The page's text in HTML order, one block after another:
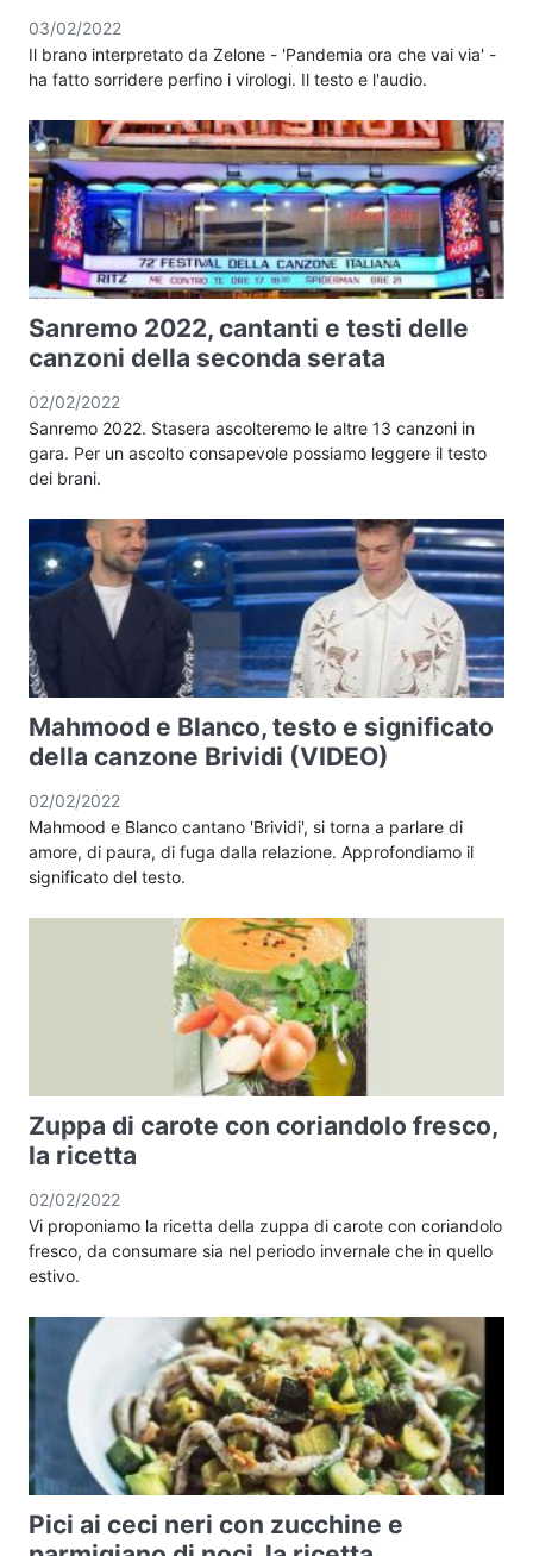
03/02/2022
Il brano interpretato da Zelone - 'Pandemia ora che vai via' -
ha fatto sorridere perfino i virologi. Il testo e l'audio.
Sanremo 2022, cantanti e testi delle
canzoni della seconda serata
02/02/2022
Sanremo 2022. Stasera ascolteremo le altre 13 canzoni in
gara. Per un ascolto consapevole possiamo leggere il testo
dei brani.
Mahmood e Blanco, testo e significato
della canzone Brividi (VIDEO)
02/02/2022
Mahmood e Blanco cantano 'Brividi', si torna a parlare di
amore, di paura, di fuga dalla relazione. Approfondiamo il
significato del testo.
Zuppa di carote con coriandolo fresco,
la ricetta
02/02/2022
Vi proponiamo la ricetta della zuppa di carote con coriandolo
fresco, da consumare sia nel periodo invernale che in quello
estivo.
Pici ai ceci neri con zucchine e